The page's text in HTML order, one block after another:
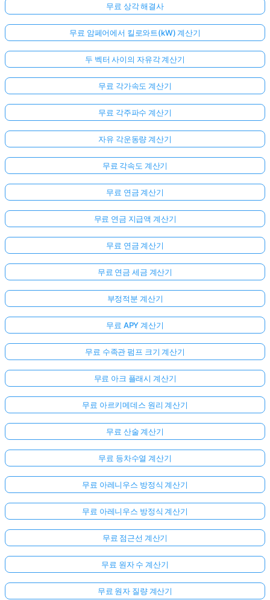
무료 상각 해결사
무료 암페어에서 킬로와트(kW) 계산기
두 벡터 사이의 자유각 계산기
무료 각가속도 계산기
무료 각주파수 계산기
자유 각운동량 계산기
무료 각속도 계산기
무료 연금 계산기
무료 연금 지급액 계산기
무료 연금 계산기
무료 연금 세금 계산기
부정적분 계산기
무료 APY 계산기
무료 수족관 펌프 크기 계산기
무료 아크 플래시 계산기
무료 아르키메데스 원리 계산기
무료 산술 계산기
무료 등차수열 계산기
무료 아레니우스 방정식 계산기
무료 아레니우스 방정식 계산기
무료 점근선 계산기
무료 원자 수 계산기
무료 원자 질량 계산기